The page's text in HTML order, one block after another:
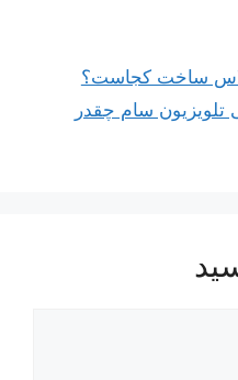
ساخت کجاست؟
سام چقدر